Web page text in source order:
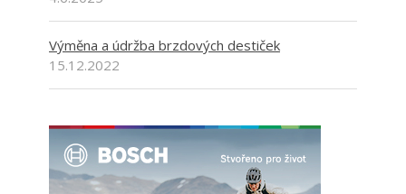
Výměna a údržba brzdových destiček
15.12.2022